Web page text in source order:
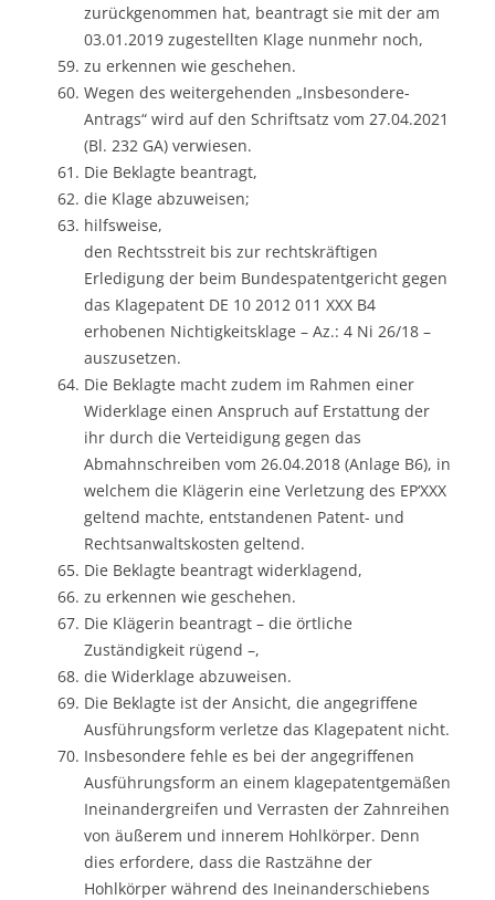
zurückgenommen hat, beantragt sie mit der am
03.01.2019 zugestellten Klage nunmehr noch,
zu erkennen wie geschehen.
Wegen des weitergehenden „Insbesondere-
Antrags“ wird auf den Schriftsatz vom 27.04.2021
(Bl. 232 GA) verwiesen.
Die Beklagte beantragt,
die Klage abzuweisen;
hilfsweise,
den Rechtsstreit bis zur rechtskräftigen
Erledigung der beim Bundespatentgericht gegen
das Klagepatent DE 10 2012 011 XXX B4
erhobenen Nichtigkeitsklage – Az.: 4 Ni 26/18 –
auszusetzen.
Die Beklagte macht zudem im Rahmen einer
Widerklage einen Anspruch auf Erstattung der
ihr durch die Verteidigung gegen das
Abmahnschreiben vom 26.04.2018 (Anlage B6), in
welchem die Klägerin eine Verletzung des EP‘XXX
geltend machte, entstandenen Patent- und
Rechtsanwaltskosten geltend.
Die Beklagte beantragt widerklagend,
zu erkennen wie geschehen.
Die Klägerin beantragt – die örtliche
Zuständigkeit rügend –,
die Widerklage abzuweisen.
Die Beklagte ist der Ansicht, die angegriffene
Ausführungsform verletze das Klagepatent nicht.
Insbesondere fehle es bei der angegriffenen
Ausführungsform an einem klagepatentgemäßen
Ineinandergreifen und Verrasten der Zahnreihen
von äußerem und innerem Hohlkörper. Denn
dies erfordere, dass die Rastzähne der
Hohlkörper während des Ineinanderschiebens